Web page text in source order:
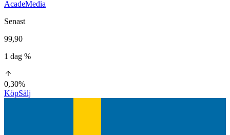
AcadeMedia
Senast
99,90
1 dag %
0,30%
KöpSälj